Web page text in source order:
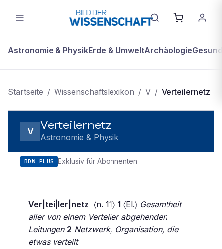
Astronomie & PhysikErde & UmweltArchäologie
Startseite / Wissenschaftslexikon / V / Verteilernetz
V Verteilernetz
Astronomie & Physik
BDW PLUS Exklusiv für Abonnenten
Ver|tei|ler|netz 〈n. 11〉 1 〈El.〉 Gesamtheit
aller von einem Verteiler abgehenden
Leitungen 2 Netzwerk, Organisation, die
etwas verteilt